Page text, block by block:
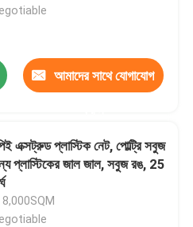
আমাদের সাথে যোগাযোগ
এক্সট্রুড প্লাস্টিক নেট, পোল্ট্রি সবুজ
প্লাস্টিকের জাল জাল, সবুজ রঙ, 25
8,000SQM